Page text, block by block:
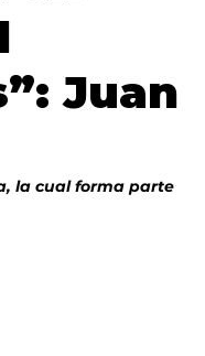
Juan
la cual forma parte